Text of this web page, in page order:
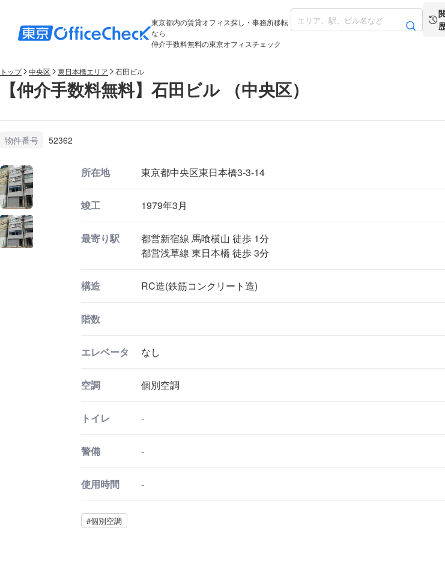
東京都内の賃貸オフィス探し・事務所移転
なら
仲介手数料無料の東京オフィスチェック
トップ 中央区 東日本橋エリア 石田ビル
【仲介手数料無料】石田ビル （中央区）
物件番号 52362
所在地 東京都中央区東日本橋3-3-14
竣工 1979年3月
最寄り駅
都営新宿線 馬喰横山 徒歩 1分
都営浅草線 東日本橋 徒歩 3分
構造 RC造(鉄筋コンクリート造)
階数
エレベータ なし
空調 個別空調
トイレ -
警備 -
使用時間 -
#個別空調